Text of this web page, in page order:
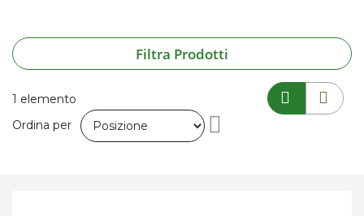
Filtra Prodotti
1 elemento
Ordina per